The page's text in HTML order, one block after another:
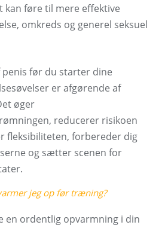
kan føre til mere effektive
omkreds og generel seksuel
penis før du starter dine
er afgørende af
øger
reducerer risikoen
fleksibiliteten, forbereder dig
og sætter scenen for
jeg op før træning?
en ordentlig opvarmning i din